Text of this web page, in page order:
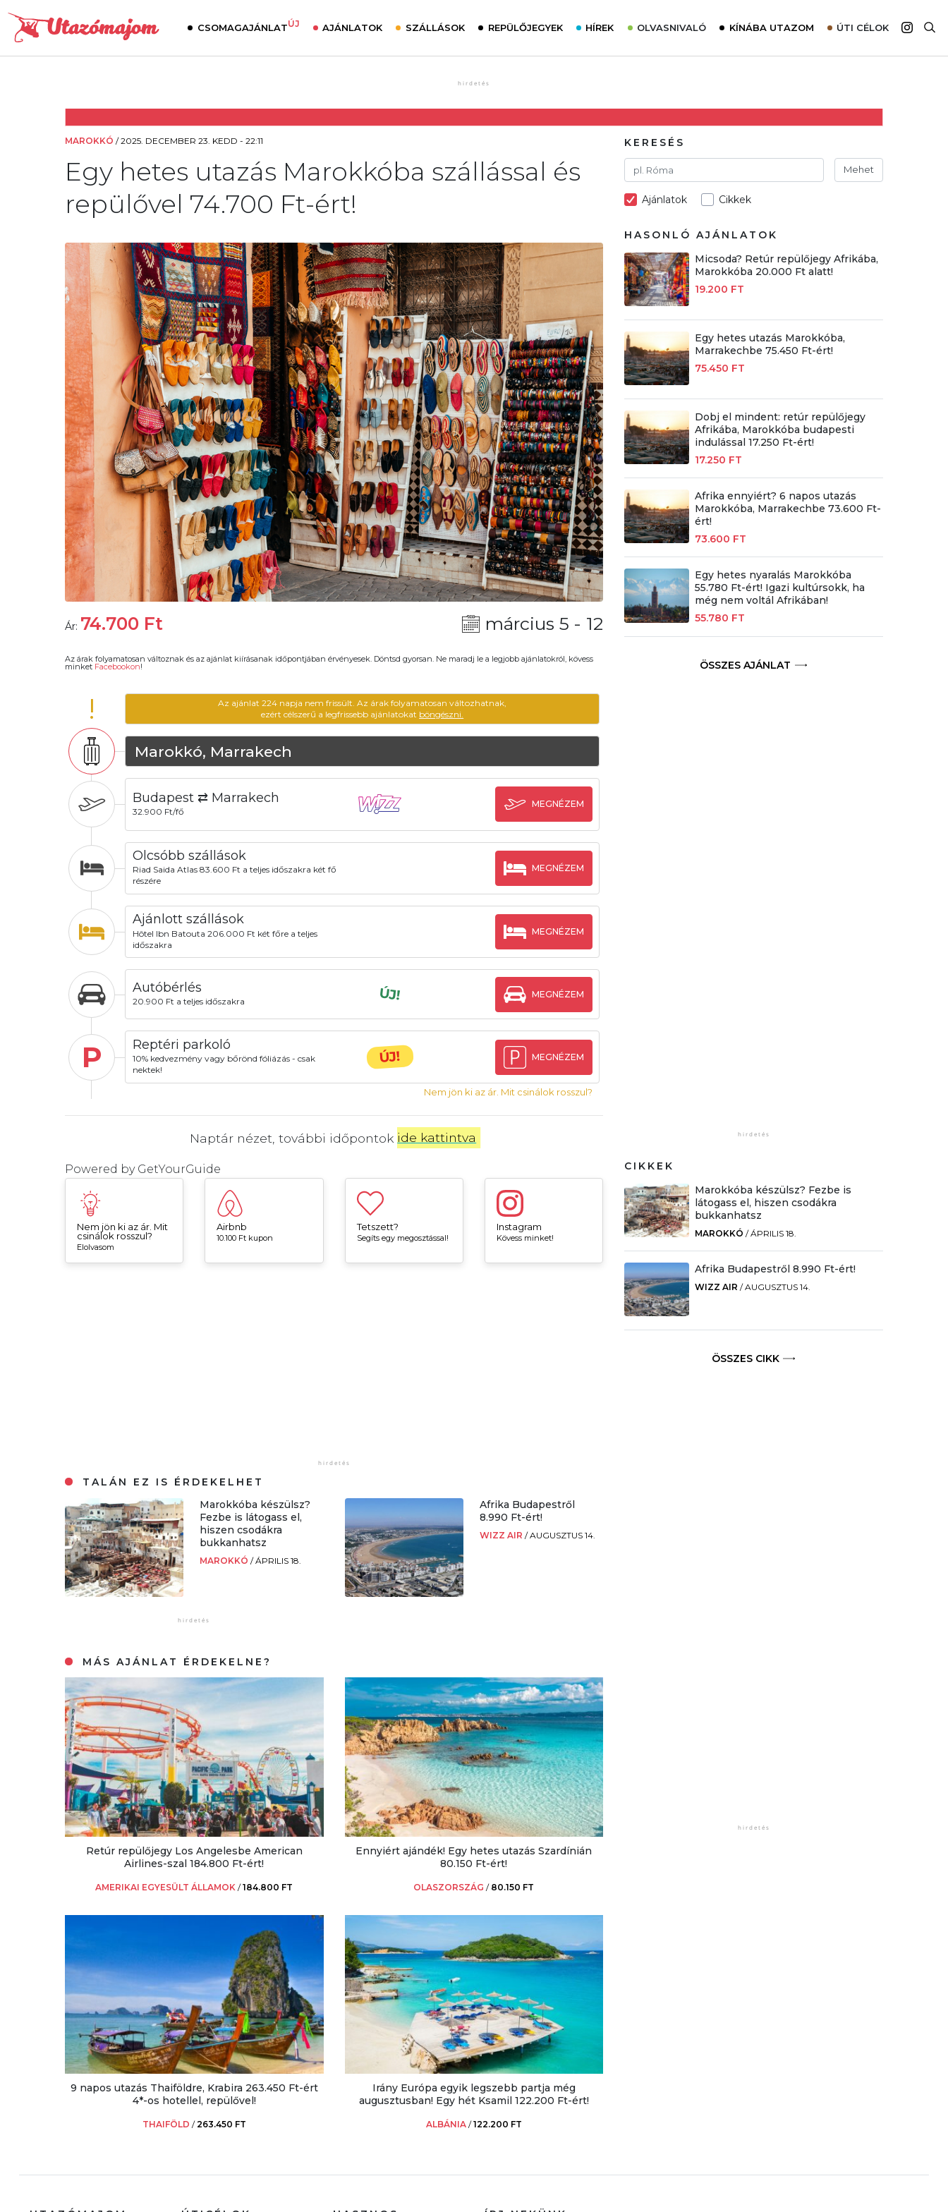
CSOMAGAJÁNLATÚJ AJÁNLATOK SZÁLLÁSOK REPÜLŐJEGYEK HÍREK OLVASNIVALÓ
Utazómajom – CitySIM kártya a világutazóknak
Élménybeszámolók
Szállodalátogatás
Sajtómegjelenések
KÍNÁBA UTAZOM ÚTI CÉLOK
Afrika
MAROKKÓ /2025. DECEMBER 23. KEDD - 22:11
Egy hetes utazás Marokkóba szállással és
repülővel 74.700 Ft-ért!
Ár: 74.700 Ft március 5 - 12
Az árak folyamatosan változnak és az ajánlat kiírásanak időpontjában érvényesek. Döntsd gyorsan. Ne maradj le a legjobb ajánlatokról, kövess
minket Facebookon!
!
Az ajánlat 224 napja nem frissült. Az árak folyamatosan változhatnak,
ezért célszerű a legfrissebb ajánlatokat böngészni.
Marokkó, Marrakech
Budapest ⇄ Marrakech
32.900 Ft/fő
MEGNÉZEM
Olcsóbb szállások
Riad Saida Atlas 83.600 Ft a teljes időszakra két fő
részére
MEGNÉZEM
Ajánlott szállások
Hôtel Ibn Batouta 206.000 Ft két főre a teljes
időszakra
MEGNÉZEM
Autóbérlés
20.900 Ft a teljes időszakra ÚJ! MEGNÉZEM
P Reptéri parkoló
10% kedvezmény vagy bőrönd fóliázás - csak
nektek!
ÚJ! MEGNÉZEM
Nem jön ki az ár. Mit csinálok rosszul?
Naptár nézet, további időpontok ide kattintva
Powered by GetYourGuide
Nem jön ki az ár. Mit
csinálok rosszul?
Elolvasom
Airbnb
10.100 Ft kupon
Tetszett?
Segíts egy megosztással!
Instagram
Kövess minket!
TALÁN EZ IS ÉRDEKELHET
Marokkóba készülsz?
Fezbe is látogass el,
hiszen csodákra
bukkanhatsz
MAROKKÓ/ÁPRILIS 18.
Afrika Budapestről
8.990 Ft-ért!
WIZZ AIR /AUGUSZTUS 14.
MÁS AJÁNLAT ÉRDEKELNE?
Retúr repülőjegy Los Angelesbe American
Airlines-szal 184.800 Ft-ért!
AMERIKAI EGYESÜLT ÁLLAMOK /184.800 FT
Ennyiért ajándék! Egy hetes utazás Szardínián
80.150 Ft-ért!
OLASZORSZÁG / 80.150 FT
9 napos utazás Thaiföldre, Krabira 263.450 Ft-ért
4*-os hotellel, repülővel!
THAIFÖLD /263.450 FT
Irány Európa egyik legszebb partja még
augusztusban! Egy hét Ksamil 122.200 Ft-ért!
ALBÁNIA /122.200 FT
KERESÉS
Mehet
Ajánlatok Cikkek
HASONLÓ AJÁNLATOK
Micsoda? Retúr repülőjegy Afrikába,
Marokkóba 20.000 Ft alatt!
19.200 FT
Egy hetes utazás Marokkóba,
Marrakechbe 75.450 Ft-ért!
75.450 FT
Dobj el mindent: retúr repülőjegy
Afrikába, Marokkóba budapesti
indulással 17.250 Ft-ért!
17.250 FT
Afrika ennyiért? 6 napos utazás
Marokkóba, Marrakechbe 73.600 Ft-
ért!
73.600 FT
Egy hetes nyaralás Marokkóba
55.780 Ft-ért! Igazi kultúrsokk, ha
még nem voltál Afrikában!
55.780 FT
ÖSSZES AJÁNLAT
CIKKEK
Marokkóba készülsz? Fezbe is
látogass el, hiszen csodákra
bukkanhatsz
MAROKKÓ /ÁPRILIS 18.
Afrika Budapestről 8.990 Ft-ért!
WIZZ AIR /AUGUSZTUS 14.
ÖSSZES CIKK